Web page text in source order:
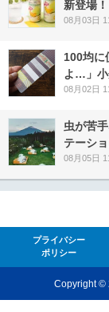
新登場！
08月03日
100均に
よ…」小
08月02日
虫が苦
テーシ
08月05日
プライバシー
ポリシー
Copyright ©